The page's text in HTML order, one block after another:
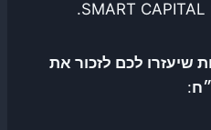
שיעזרו לכם לזכור את
: